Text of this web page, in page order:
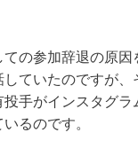
ての参加辞退の原因
していたのですが、
投手がインスタグ
るのです。